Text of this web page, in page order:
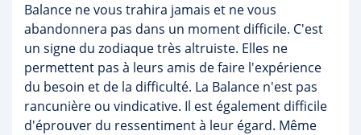
Balance ne vous trahira jamais et ne vous
abandonnera pas dans un moment difficile. C'est
un signe du zodiaque très altruiste. Elles ne
permettent pas à leurs amis de faire l'expérience
du besoin et de la difficulté. La Balance n'est pas
rancunière ou vindicative. Il est également difficile
d'éprouver du ressentiment à leur égard. Même